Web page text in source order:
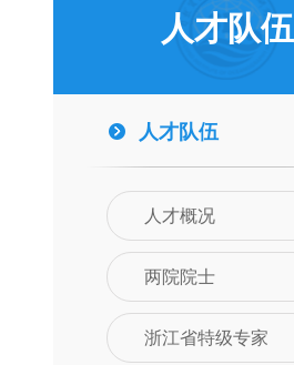
人才队伍
人才队伍
人才概况
两院院士
浙江省特级专家